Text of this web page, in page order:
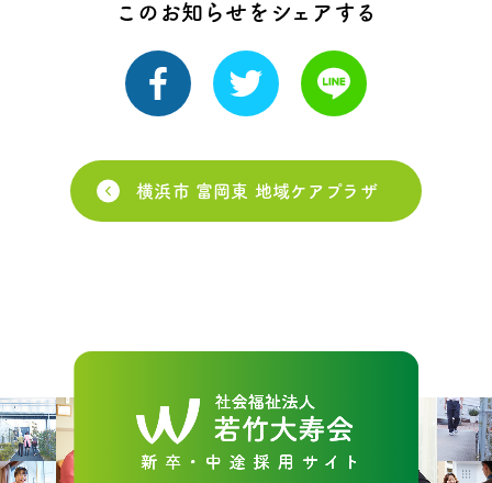
このお知らせをシェアする
横浜市 富岡東 地域ケアプラザ